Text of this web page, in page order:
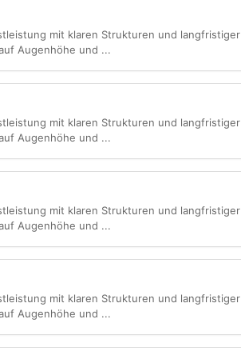
mit klaren Strukturen und langfristiger
Augenhöhe und ...
mit klaren Strukturen und langfristiger
Augenhöhe und ...
mit klaren Strukturen und langfristiger
Augenhöhe und ...
mit klaren Strukturen und langfristiger
Augenhöhe und ...